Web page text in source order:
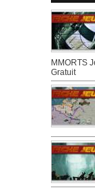
MMORTS
Gratuit